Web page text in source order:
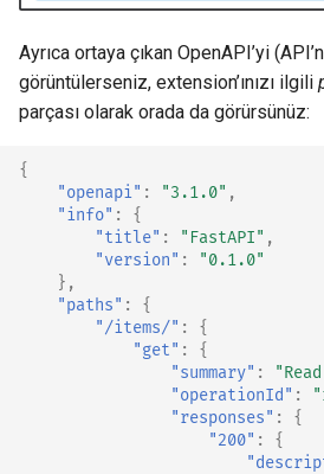
Ayrıca ortaya çıkan OpenAPI’yi
görüntülerseniz, extension’ınızı ilgili
parçası olarak orada da görürsünüz:
{
"openapi" : "3.1.0" ,
"info" :
{
"title" : "FastAPI" ,
"version" :
"0.1.0"
},
"paths" :
{
"/items/" :
{
"get" :
{
"summary" :
"operationId" :
"responses" :
{
"200" :
{